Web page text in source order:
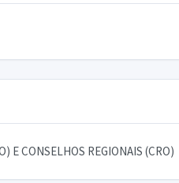
E CONSELHOS REGIONAIS (CRO)